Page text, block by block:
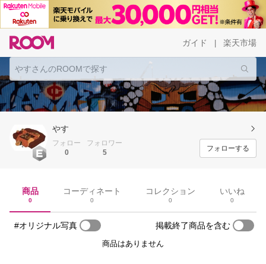
ガイド 楽天市場
やす
フォロー
0
フォロワー
5
フォローする
商品
0
コーディネート
0
コレクション
0
いいね
0
#オリジナル写真 掲載終了商品を含む
商品はありません